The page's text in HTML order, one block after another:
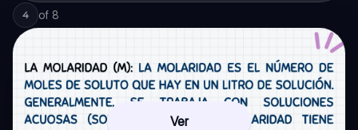
4 of 8
Ver